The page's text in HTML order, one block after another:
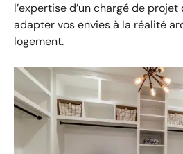
l’expertise d’un chargé de
adapter vos envies à la réalité
logement.